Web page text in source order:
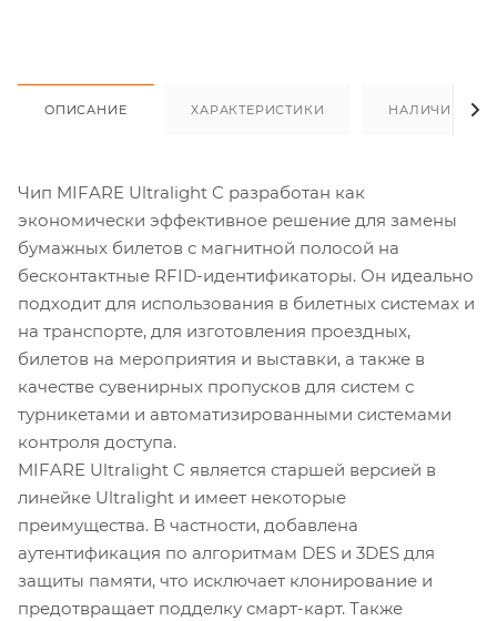
ОПИСАНИЕ ХАРАКТЕРИСТИКИ НАЛИЧИЕ
Чип MIFARE Ultralight C разработан как
экономически эффективное решение для замены
бумажных билетов с магнитной полосой на
бесконтактные RFID-идентификаторы. Он идеально
подходит для использования в билетных системах и
на транспорте, для изготовления проездных,
билетов на мероприятия и выставки, а также в
качестве сувенирных пропусков для систем с
турникетами и автоматизированными системами
контроля доступа.
MIFARE Ultralight C является старшей версией в
линейке Ultralight и имеет некоторые
преимущества. В частности, добавлена
аутентификация по алгоритмам DES и 3DES для
защиты памяти, что исключает клонирование и
предотвращает подделку смарт-карт. Также